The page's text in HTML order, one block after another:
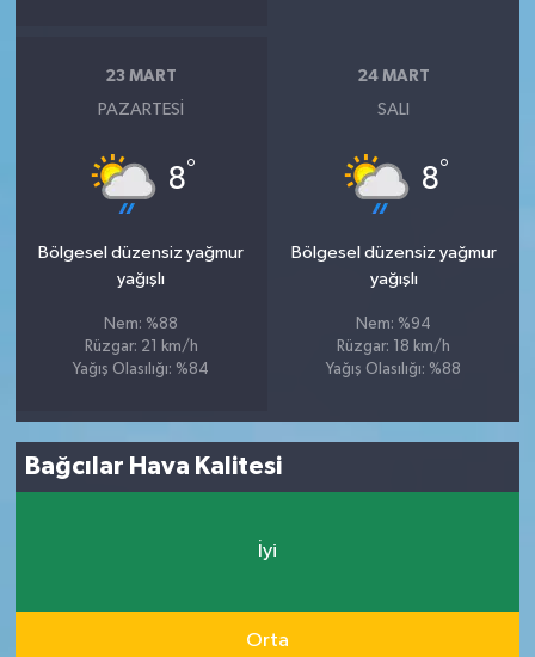
23 MART
PAZARTESI
8°
Bölgesel düzensiz yağmur
yağışlı
Nem: %88
Rüzgar: 21 km/h
Yağış Olasılığı: %84
24 MART
SALI
8°
Bölgesel düzensiz yağmur
yağışlı
Nem: %94
Rüzgar: 18 km/h
Yağış Olasılığı: %88
Bağcılar Hava Kalitesi
İyi
Orta